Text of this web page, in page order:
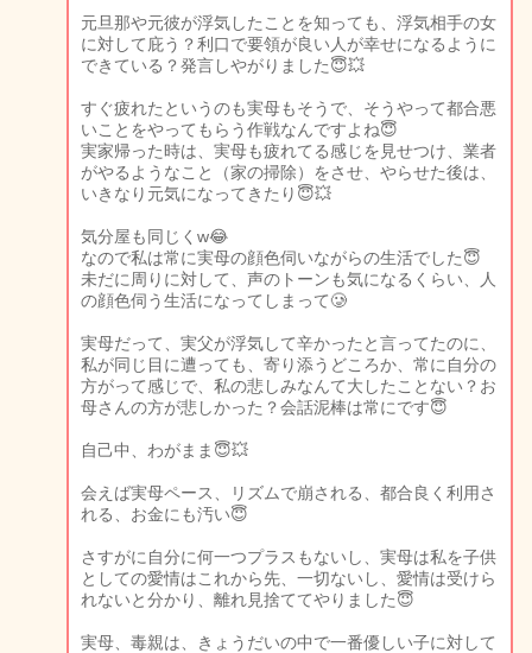
元旦那や元彼が浮気したことを知っても、浮気相手の女
に対して庇う？利口で要領が良い人が幸せになるように
できている？発言しやがりました😇💥
すぐ疲れたというのも実母もそうで、そうやって都合悪
いことをやってもらう作戦なんですよね😇
実家帰った時は、実母も疲れてる感じを見せつけ、業者
がやるようなこと（家の掃除）をさせ、やらせた後は、
いきなり元気になってきたり😇💥
気分屋も同じくw😂
なので私は常に実母の顔色伺いながらの生活でした😇
未だに周りに対して、声のトーンも気になるくらい、人
の顔色伺う生活になってしまって🥲
実母だって、実父が浮気して辛かったと言ってたのに、
私が同じ目に遭っても、寄り添うどころか、常に自分の
方がって感じで、私の悲しみなんて大したことない？お
母さんの方が悲しかった？会話泥棒は常にです😇
自己中、わがまま😇💥
会えば実母ペース、リズムで崩される、都合良く利用さ
れる、お金にも汚い😇
さすがに自分に何一つプラスもないし、実母は私を子供
としての愛情はこれから先、一切ないし、愛情は受けら
れないと分かり、離れ見捨ててやりました😇
実母、毒親は、きょうだいの中で一番優しい子に対して